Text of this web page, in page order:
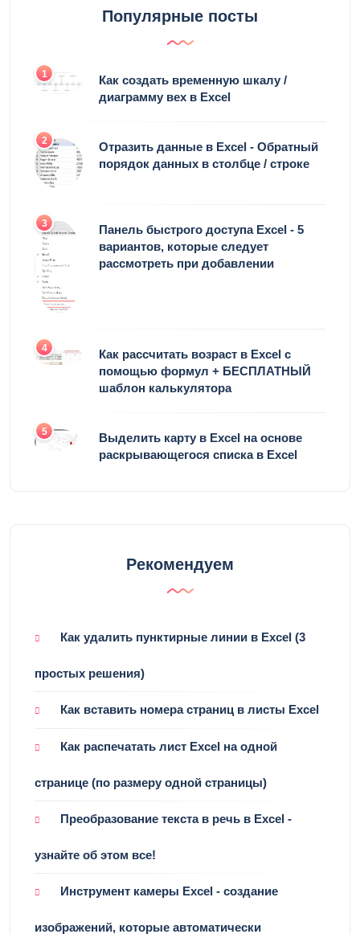
Популярные посты
1
Как создать временную шкалу /
диаграмму вех в Excel
2
Отразить данные в Excel - Обратный
порядок данных в столбце / строке
3
Панель быстрого доступа Excel - 5
вариантов, которые следует
рассмотреть при добавлении
4
Как рассчитать возраст в Excel с
помощью формул + БЕСПЛАТНЫЙ
шаблон калькулятора
5
Выделить карту в Excel на основе
раскрывающегося списка в Excel
Рекомендуем
Как удалить пунктирные линии в Excel (3
простых решения)
Как вставить номера страниц в листы Excel
Как распечатать лист Excel на одной
странице (по размеру одной страницы)
Преобразование текста в речь в Excel -
узнайте об этом все!
Инструмент камеры Excel - создание
изображений, которые автоматически